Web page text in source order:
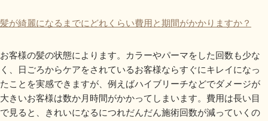
髪が綺麗になるまでにどれくらい費用と期間がかかりますか？
お客様の髪の状態によります。カラーやパーマをした回数も少な
く、日ごろからケアをされているお客様ならすぐにキレイになっ
たことを実感できますが、例えばハイブリーチなどでダメージが
大きいお客様は数か月時間がかかってしまいます。費用は長い目
で見ると、きれいになるにつれだんだん施術回数が減っていくの